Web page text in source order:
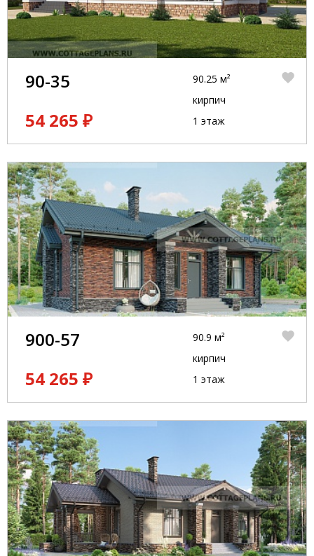
90-35
54 265 ₽
90.25 м²
кирпич
1 этаж
900-57
54 265 ₽
90.9 м²
кирпич
1 этаж